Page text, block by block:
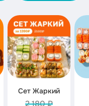
Сет Жаркий